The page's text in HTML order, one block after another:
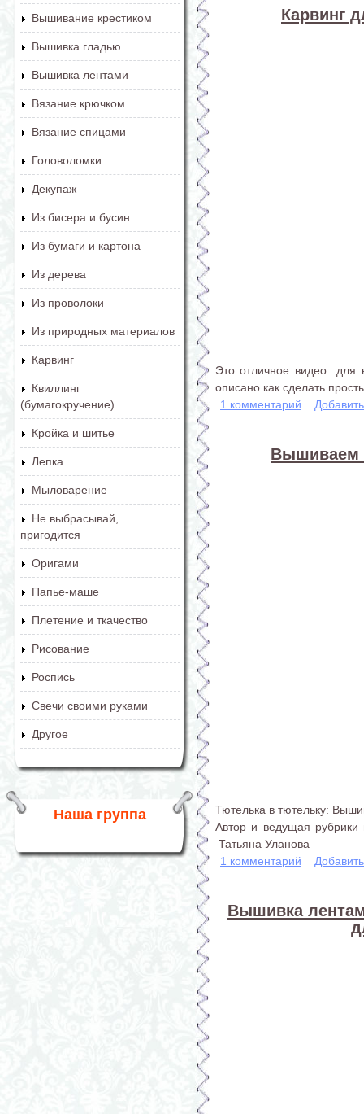
Вышивание крестиком
Вышивка гладью
Вышивка лентами
Вязание крючком
Вязание спицами
Головоломки
Декупаж
Из бисера и бусин
Из бумаги и картона
Из дерева
Из проволоки
Из природных материалов
Карвинг
Квиллинг
(бумагокручение)
Кройка и шитье
Лепка
Мыловарение
Не выбрасывай,
пригодится
Оригами
Папье-маше
Плетение и ткачество
Рисование
Роспись
Свечи своими руками
Другое
Наша группа
Карвинг
Это отличное видео для
описано как сделать
1 комментарий
Вышиваем
Тютелька в тютельку:
Автор и ведущая рубрики
Татьяна Уланова
1 комментарий
Вышивка